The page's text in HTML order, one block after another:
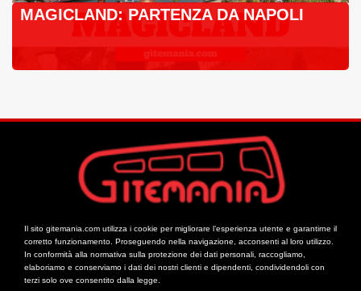
MAGICLAND: PARTENZA DA NAPOLI
Il sito gitemania.com utilizza i cookie per migliorare l’esperienza utente e garantirne il
corretto funzionamento. Proseguendo nella navigazione, acconsenti al loro utilizzo.
In conformità alla normativa sulla protezione dei dati personali, raccogliamo,
elaboriamo e conserviamo i dati dei nostri clienti e dipendenti, condividendoli con
terzi solo ove consentito dalla legge.